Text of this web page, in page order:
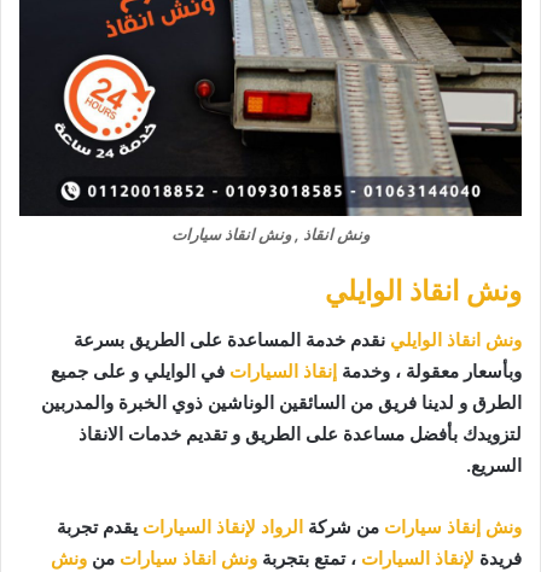
ونش انقاذ , ونش انقاذ سيارات
ونش انقاذ الوايلي
ونش انقاذ الوايلي نقدم خدمة المساعدة على الطريق بسرعة
وبأسعار معقولة ، وخدمة إنقاذ السيارات في الوايلي و على جميع
الطرق و لدينا فريق من السائقين الوناشين ذوي الخبرة والمدربين
لتزويدك بأفضل مساعدة على الطريق و تقديم خدمات الانقاذ
السريع.
ونش إنقاذ سيارات من شركة الرواد لإنقاذ السيارات يقدم تجربة
فريدة لإنقاذ السيارات ، تمتع بتجربة ونش انقاذ سيارات من ونش